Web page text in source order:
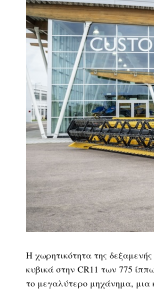
Η χωρητικότητα της
κυβικά στην CR11 των 775
το μεγαλύτερο μηχάνημα, μια